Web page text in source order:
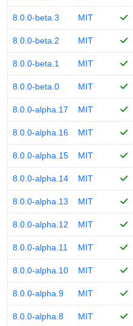
8.0.0-beta.3 MIT
8.0.0-beta.2 MIT
8.0.0-beta.1 MIT
8.0.0-beta.0 MIT
8.0.0-alpha.17 MIT
8.0.0-alpha.16 MIT
8.0.0-alpha.15 MIT
8.0.0-alpha.14 MIT
8.0.0-alpha.13 MIT
8.0.0-alpha.12 MIT
8.0.0-alpha.11 MIT
8.0.0-alpha.10 MIT
8.0.0-alpha.9 MIT
8.0.0-alpha.8 MIT